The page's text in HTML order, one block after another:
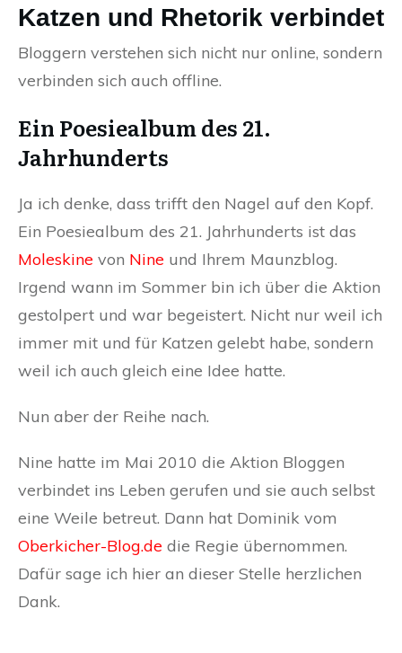
Katzen und Rhetorik verbindet
Bloggern verstehen sich nicht nur online, sondern
verbinden sich auch offline.
Ein Poesiealbum des 21.
Jahrhunderts
Ja ich denke, dass trifft den Nagel auf den Kopf.
Ein Poesiealbum des 21. Jahrhunderts ist das
Moleskine von Nine und Ihrem Maunzblog.
Irgend wann im Sommer bin ich über die Aktion
gestolpert und war begeistert. Nicht nur weil ich
immer mit und für Katzen gelebt habe, sondern
weil ich auch gleich eine Idee hatte.
Nun aber der Reihe nach.
Nine hatte im Mai 2010 die Aktion Bloggen
verbindet ins Leben gerufen und sie auch selbst
eine Weile betreut. Dann hat Dominik vom
Oberkicher-Blog.de die Regie übernommen.
Dafür sage ich hier an dieser Stelle herzlichen
Dank.